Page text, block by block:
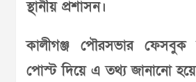
স্থানীয় প্রশাসন।
কালীগঞ্জ পৌরসভার
পোস্ট দিয়ে এ তথ্য জানানো